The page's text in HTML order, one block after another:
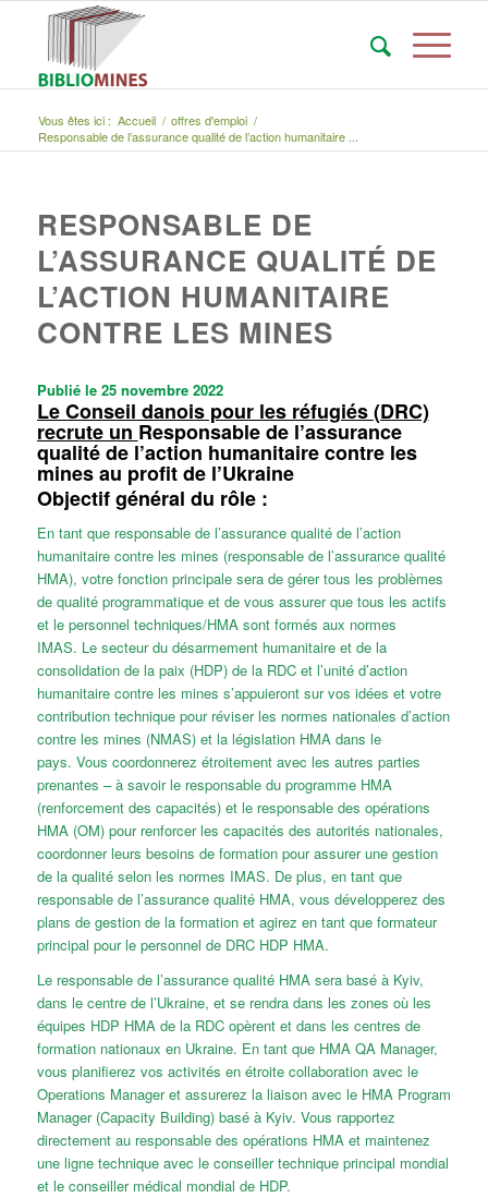
Vous êtes ici : Accueil / offres d'emploi /
Responsable de l’assurance qualité de l’action humanitaire ...
RESPONSABLE DE
L’ASSURANCE QUALITÉ DE
L’ACTION HUMANITAIRE
CONTRE LES MINES
Publié le 25 novembre 2022
Le Conseil danois pour les réfugiés (DRC)
recrute un Responsable de l’assurance
qualité de l’action humanitaire contre les
mines au profit de l’Ukraine
Objectif général du rôle :
En tant que responsable de l’assurance qualité de l’action
humanitaire contre les mines (responsable de l’assurance qualité
HMA), votre fonction principale sera de gérer tous les problèmes
de qualité programmatique et de vous assurer que tous les actifs
et le personnel techniques/HMA sont formés aux normes
IMAS. Le secteur du désarmement humanitaire et de la
consolidation de la paix (HDP) de la RDC et l’unité d’action
humanitaire contre les mines s’appuieront sur vos idées et votre
contribution technique pour réviser les normes nationales d’action
contre les mines (NMAS) et la législation HMA dans le
pays. Vous coordonnerez étroitement avec les autres parties
prenantes – à savoir le responsable du programme HMA
(renforcement des capacités) et le responsable des opérations
HMA (OM) pour renforcer les capacités des autorités nationales,
coordonner leurs besoins de formation pour assurer une gestion
de la qualité selon les normes IMAS. De plus, en tant que
responsable de l’assurance qualité HMA, vous développerez des
plans de gestion de la formation et agirez en tant que formateur
principal pour le personnel de DRC HDP HMA.
Le responsable de l’assurance qualité HMA sera basé à Kyiv,
dans le centre de l’Ukraine, et se rendra dans les zones où les
équipes HDP HMA de la RDC opèrent et dans les centres de
formation nationaux en Ukraine. En tant que HMA QA Manager,
vous planifierez vos activités en étroite collaboration avec le
Operations Manager et assurerez la liaison avec le HMA Program
Manager (Capacity Building) basé à Kyiv. Vous rapportez
directement au responsable des opérations HMA et maintenez
une ligne technique avec le conseiller technique principal mondial
et le conseiller médical mondial de HDP.